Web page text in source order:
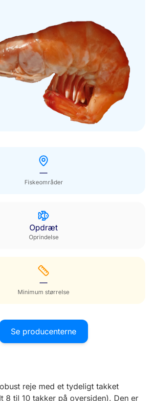
—
Fiskeområder
Opdræt
Oprindelse
—
Minimum størrelse
Se producenterne
reje med et tydeligt takket
8 til 10 takker på oversiden). Den er